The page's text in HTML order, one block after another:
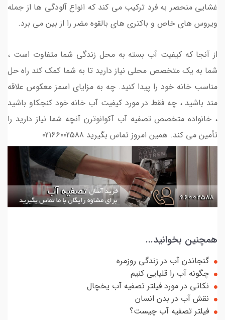
غشایی منحصر به فرد ترکیب می کند که انواع آلودگی ها از جمله
ویروس های خاص و باکتری های بالقوه مضر را از بین می برد.
از آنجا که کیفیت آب بسته به محل زندگی شما متفاوت است ،
شما به یک متخصص محلی نیاز دارید تا به شما کمک کند راه حل
مناسب خانه خود را پیدا کنید. چه به مزایای اسمز معکوس علاقه
مند باشید ، چه فقط در مورد کیفیت آب خانه خود کنجکاو باشید
، خانواده متخصص تصفیه آب آکوانوترن آنچه شما نیاز دارید را
تأمین می کند. همین امروز تماس بگیرید 02166002588
همچنین بخوانید...
گنجاندن آب در زندگی روزمره
چگونه آب را قلیایی کنیم
نکاتی در مورد فیلتر تصفیه آب یخچال
نقش آب در بدن انسان
فیلتر تصفیه آب چیست؟